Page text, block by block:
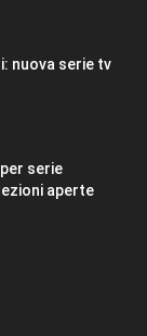
nuova serie tv
serie
aperte